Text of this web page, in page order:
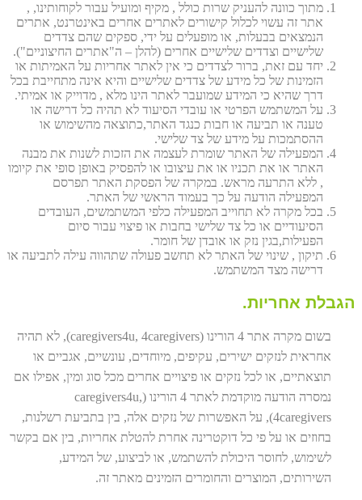
מתוך כוונה להעניק שרות כולל , מקיף ומועיל עבור לקוחותינו, ,
אתר זה עשוי לכלול קישורים לאתרים אחרים באינטרנט, אתרים
הנמצאים בבעלות, או מופעלים על ידי, ספקים שהם צדדים
שלישיים וצדדים שלישיים אחרים (להלן – ה"אתרים החיצוניים").
יחד עם זאת, ברור לצדדים כי אין לאתר אחריות על האמיתות או
הזמינות של כל מידע של צדדים שלישיים והיא אינה מתחייבת בכל
דרך שהיא כי המידע שמועבר לאתר הינו מלא , מדוייק או אמיתי.
על המשתמש הפרטי או עובדי הסיעוד לא תהיה כל דרישה או
טענה או תביעה או חבות כנגד האתר,כתוצאה מהשימוש או
ההסתמכות על מידע של צד שלישי.
המפעילה של האתר שומרת לעצמה את הזכות לשנות את מבנה
האתר או את תכניו או את עיצובו או להפסיק באופן סופי את קיומו
, ללא התרעה מראש. במקרה של הפסקת האתר תפרסם
המפעילה הודעה על כך בעמוד הראשי של האתר.
בכל מקרה לא תחוייב המפעילה כלפי המשתמשים, העובדים
הסיעודיים או כל צד שלישי בחבות או פיצוי עבור סיום
הפעילות,בגין נזק או אובדן של חומר.
תיקון , שינוי של האתר לא תחשב פעולה שתהווה עילה לתביעה או
דרישה מצד המשתמש.
הגבלת אחריות.
בשום מקרה אתר 4 הורינו (caregivers4u, 4caregivers), לא תהיה
אחראית לנזקים ישירים, עקיפים, מיוחדים, עונשיים, אגביים או
תוצאתיים, או לכל נזקים או פיצויים אחרים מכל סוג ומין, אפילו אם
נמסרה הודעה מוקדמת לאתר 4 הורינו (caregivers4u,
4caregivers), על האפשרות של נזקים אלה, בין בתביעת רשלנות,
בחוזים או על פי כל דוקטרינה אחרת להטלת אחריות, בין אם בקשר
לשימוש, לחוסר היכולת להשתמש, או לביצוע, של המידע,
השירותים, המוצרים והחומרים הזמינים מאתר זה.